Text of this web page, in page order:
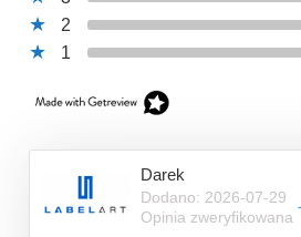
2
1
Darek
Dodano: 2026-07-29
Opinia zweryfikowana